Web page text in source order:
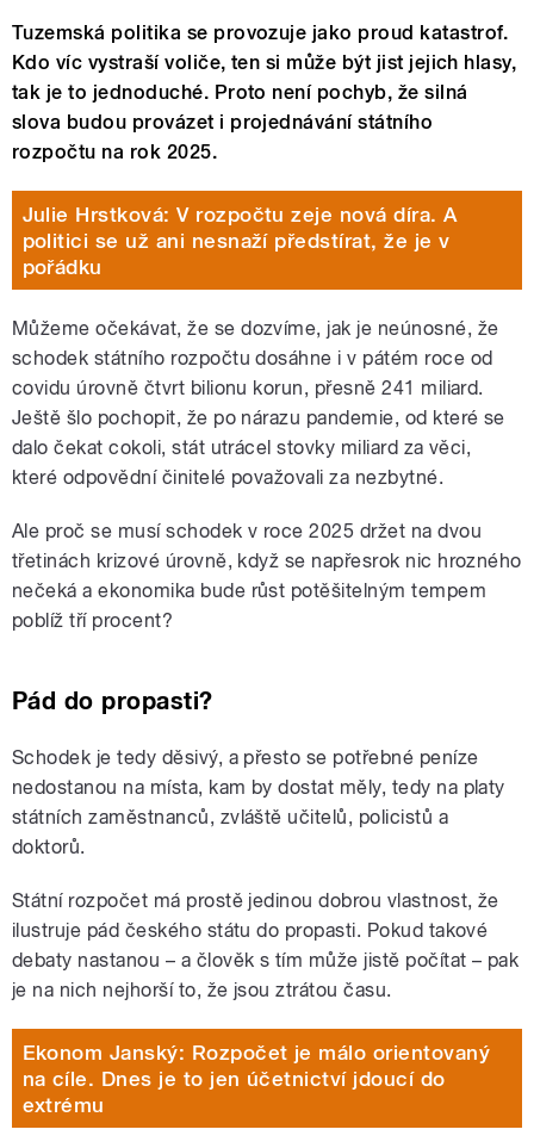
Tuzemská politika se provozuje jako proud katastrof.
Kdo víc vystraší voliče, ten si může být jist jejich hlasy,
tak je to jednoduché. Proto není pochyb, že silná
slova budou provázet i projednávání státního
rozpočtu na rok 2025.
Julie Hrstková: V rozpočtu zeje nová díra. A
politici se už ani nesnaží předstírat, že je v
pořádku
Můžeme očekávat, že se dozvíme, jak je neúnosné, že
schodek státního rozpočtu dosáhne i v pátém roce od
covidu úrovně čtvrt bilionu korun, přesně 241 miliard.
Ještě šlo pochopit, že po nárazu pandemie, od které se
dalo čekat cokoli, stát utrácel stovky miliard za věci,
které odpovědní činitelé považovali za nezbytné.
Ale proč se musí schodek v roce 2025 držet na dvou
třetinách krizové úrovně, když se napřesrok nic hrozného
nečeká a ekonomika bude růst potěšitelným tempem
poblíž tří procent?
Pád do propasti?
Schodek je tedy děsivý, a přesto se potřebné peníze
nedostanou na místa, kam by dostat měly, tedy na platy
státních zaměstnanců, zvláště učitelů, policistů a
doktorů.
Státní rozpočet má prostě jedinou dobrou vlastnost, že
ilustruje pád českého státu do propasti. Pokud takové
debaty nastanou – a člověk s tím může jistě počítat – pak
je na nich nejhorší to, že jsou ztrátou času.
Ekonom Janský: Rozpočet je málo orientovaný
na cíle. Dnes je to jen účetnictví jdoucí do
extrému